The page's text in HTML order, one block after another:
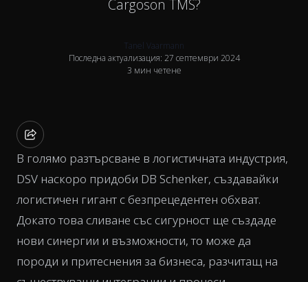
Cargoson TMS?
Tanel Vaarmann
Последна актуализация: 27 септември 2024
3 мин четене
В голямо разтърсване в логистичната индустрия,
DSV наскоро придоби DB Schenker, създавайки
логистичен гигант с безпрецедентен обхват.
Докато това сливане със сигурност ще създаде
нови синергии и възможности, то може да
породи и притеснения за бизнеса, разчитащ на